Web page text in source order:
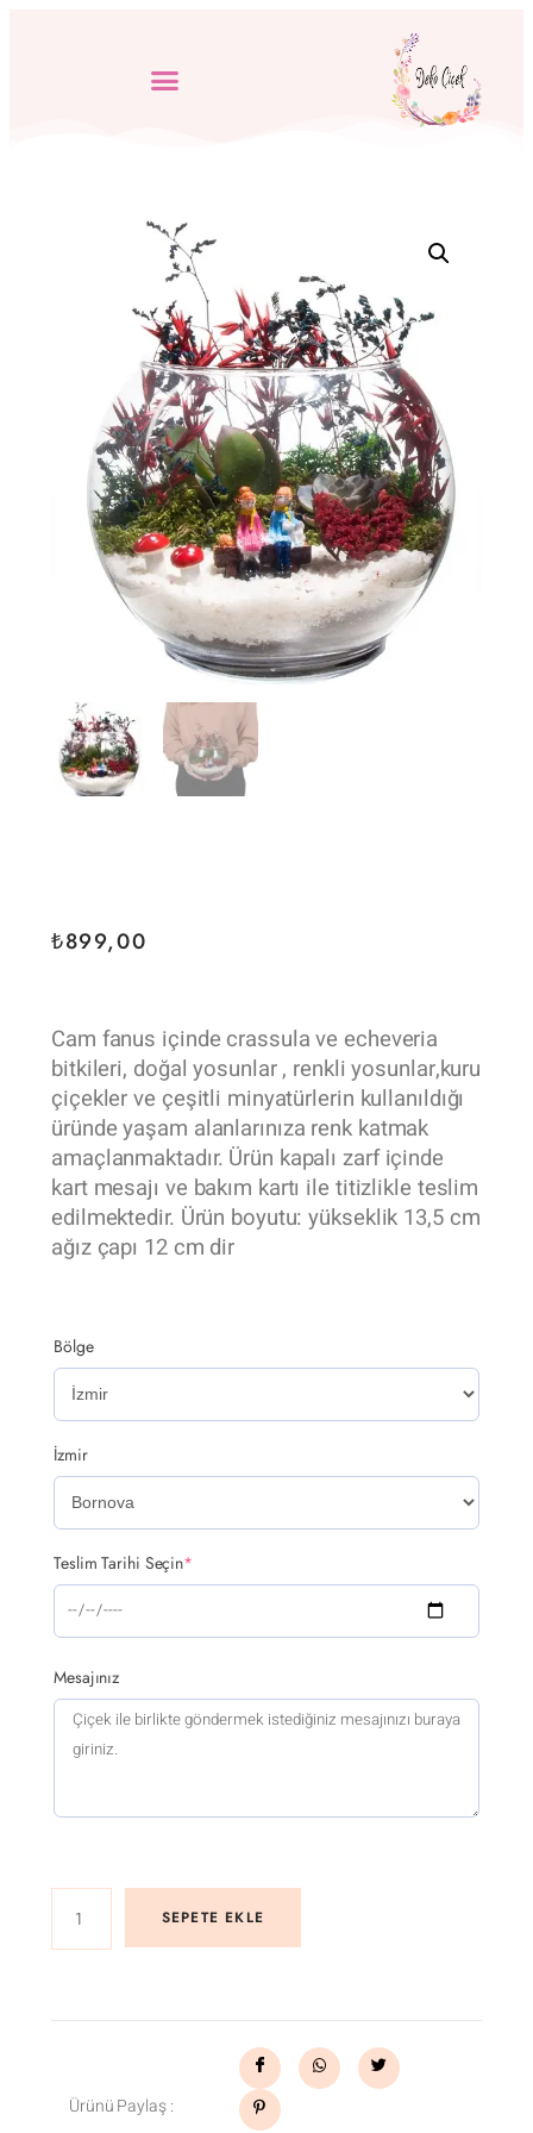
₺899,00
Cam fanus içinde crassula ve echeveria
bitkileri, doğal yosunlar , renkli yosunlar,kuru
çiçekler ve çeşitli minyatürlerin kullanıldığı
üründe yaşam alanlarınıza renk katmak
amaçlanmaktadır. Ürün kapalı zarf içinde
kart mesajı ve bakım kartı ile titizlikle teslim
edilmektedir. Ürün boyutu: yükseklik 13,5 cm
ağız çapı 12 cm dir
Bölge
İzmir
Teslim Tarihi Seçin*
Mesajınız
SEPETE EKLE
Ürünü Paylaş :